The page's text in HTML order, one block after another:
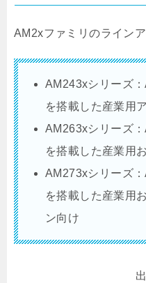
AM2xファミリのライン
AM243xシリーズ
を搭載した産業用
AM263xシリーズ
を搭載した産業用
AM273xシリーズ
を搭載した産業用
ン向け